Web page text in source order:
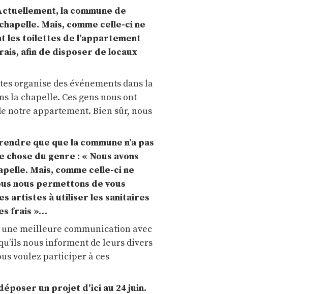
la commune de
Mais, comme celle-ci ne
les toilettes de l’appartement
afin de disposer de locaux
organise des événements dans la
la chapelle. Ces gens nous ont
notre appartement. Bien sûr, nous
que que la commune n’a pas
du genre : « Nous avons
Mais, comme celle-ci ne
nous permettons de vous
artistes à utiliser les sanitaires
frais »…
une meilleure communication avec
nous informent de leurs divers
voulez participer à ces
un projet d’ici au 24 juin.